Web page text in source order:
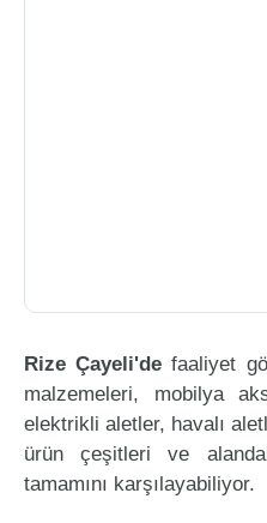
Rize Çayeli'de faaliyet
malzemeleri, mobilya
elektrikli aletler, havalı
ürün çeşitleri ve
tamamını karşılayabiliyor.